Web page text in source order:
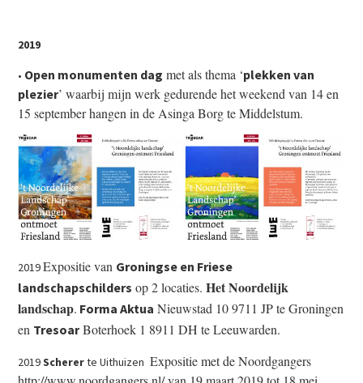
2019
• Open monumenten dag met als thema ‘plekken van
plezier’ waarbij mijn werk gedurende het weekend van 14 en
15 september hangen in de Asinga Borg te Middelstum.
2019Expositie van Groningse en Friese
landschapschilders op 2 locaties. Het Noordelijk
landschap. Forma Aktua Nieuwstad 10 9711 JP te Groningen
en Tresoar Boterhoek 1 8911 DH te Leeuwarden.
2019Schererte Uithuizen Expositie met de Noordgangers